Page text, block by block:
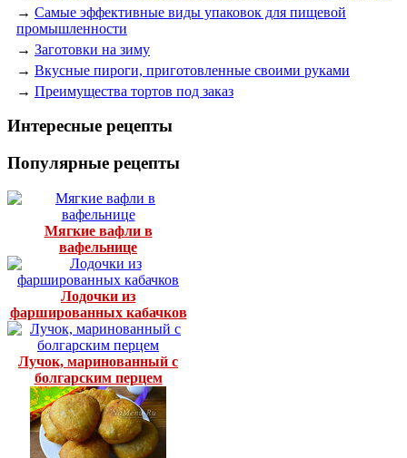
→ Самые эффективные виды упаковок для пищевой
промышленности
→ Заготовки на зиму
→ Вкусные пироги, приготовленные своими руками
→ Преимущества тортов под заказ
Интересные рецепты
Популярные рецепты
Мягкие вафли в
вафельнице
Лодочки из
фаршированных кабачков
Лучок, маринованный с
болгарским перцем